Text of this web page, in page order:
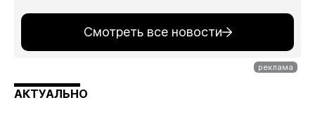
Смотреть все новости
АКТУАЛЬНО